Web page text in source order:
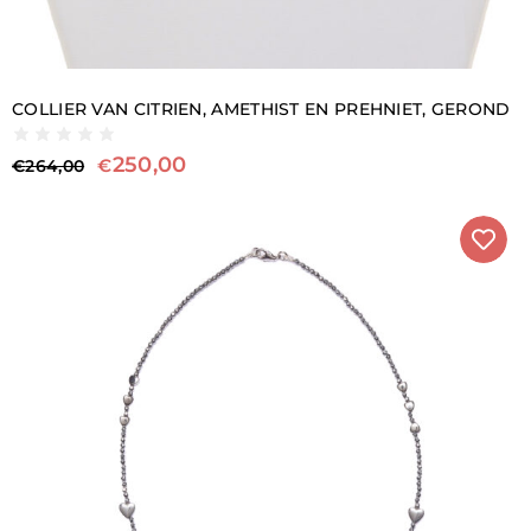
COLLIER VAN CITRIEN, AMETHIST EN PREHNIET, GEROND
€264,00 €250,00